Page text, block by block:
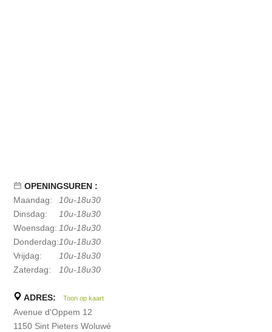
OPENINGSUREN :
Maandag:
10u-18u30
Dinsdag:
10u-18u30
Woensdag: 10u-18u30
Donderdag:10u-18u30
Vrijdag:
10u-18u30
Zaterdag:
10u-18u30
ADRES: Toon op kaart
Avenue d'Oppem 12
1150 Sint Pieters Woluwé